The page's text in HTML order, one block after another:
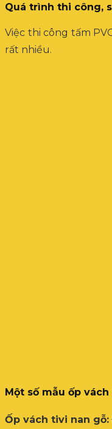
Quá trình thi công,
Việc thi công tấm
rất nhiều.
Một số mẫu ốp
Ốp vách tivi nan gỗ: